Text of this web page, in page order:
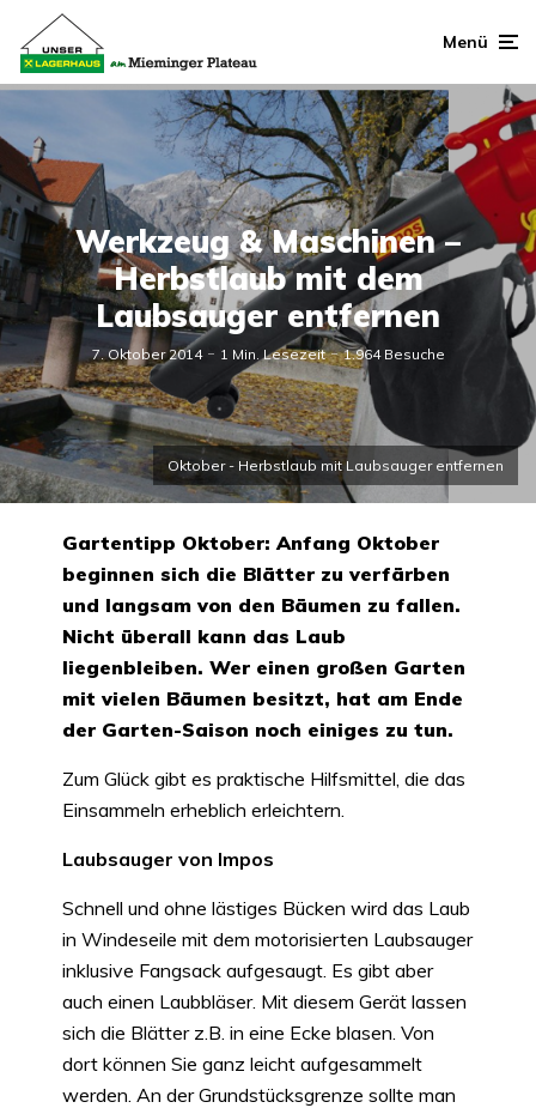
Menü
Oktober - Herbstlaub mit Laubsauger entfernen
Werkzeug & Maschinen –
Herbstlaub mit dem
Laubsauger entfernen
7. Oktober 2014 1 Min. Lesezeit 1.964 Besuche
Gartentipp Oktober: Anfang Oktober
beginnen sich die Blätter zu verfärben
und langsam von den Bäumen zu fallen.
Nicht überall kann das Laub
liegenbleiben. Wer einen großen Garten
mit vielen Bäumen besitzt, hat am Ende
der Garten-Saison noch einiges zu tun.
Zum Glück gibt es praktische Hilfsmittel, die das
Einsammeln erheblich erleichtern.
Laubsauger von Impos
Schnell und ohne lästiges Bücken wird das Laub
in Windeseile mit dem motorisierten Laubsauger
inklusive Fangsack aufgesaugt. Es gibt aber
auch einen Laubbläser. Mit diesem Gerät lassen
sich die Blätter z.B. in eine Ecke blasen. Von
dort können Sie ganz leicht aufgesammelt
werden. An der Grundstücksgrenze sollte man